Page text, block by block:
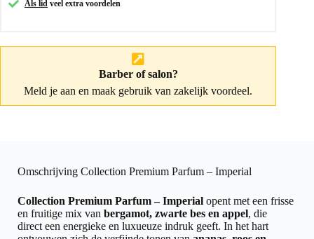
Als lid veel extra voordelen
Barber of salon?
Meld je aan en maak gebruik van zakelijk voordeel.
Omschrijving Collection Premium Parfum – Imperial
Collection Premium Parfum – Imperial opent met een frisse
en fruitige mix van bergamot, zwarte bes en appel, die
direct een energieke en luxueuze indruk geeft. In het hart